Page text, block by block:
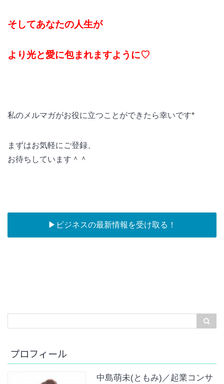
そしてあなたの人生が
より光と愛に包まれますように♡
私のメルマガがお役に立つことができたら幸いです*
まずはお気軽にご登録、
お待ちしています＾＾
▶︎ビジネスの最新情報を受け取る！
プロフィール
中島萌未(ともみ)／起業コンサ